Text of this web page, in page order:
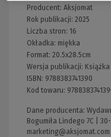
Producent: Aksjomat
Rok publikacji: 2025
Liczba stron: 16
Okładka: miękka
Format: 20.5x28.5cm
Wersja publikacji:
ISBN: 9788383741390
Kod towaru:
Dane producenta:
Bogumiła Lindego 7C |
marketing@aksjomat.com